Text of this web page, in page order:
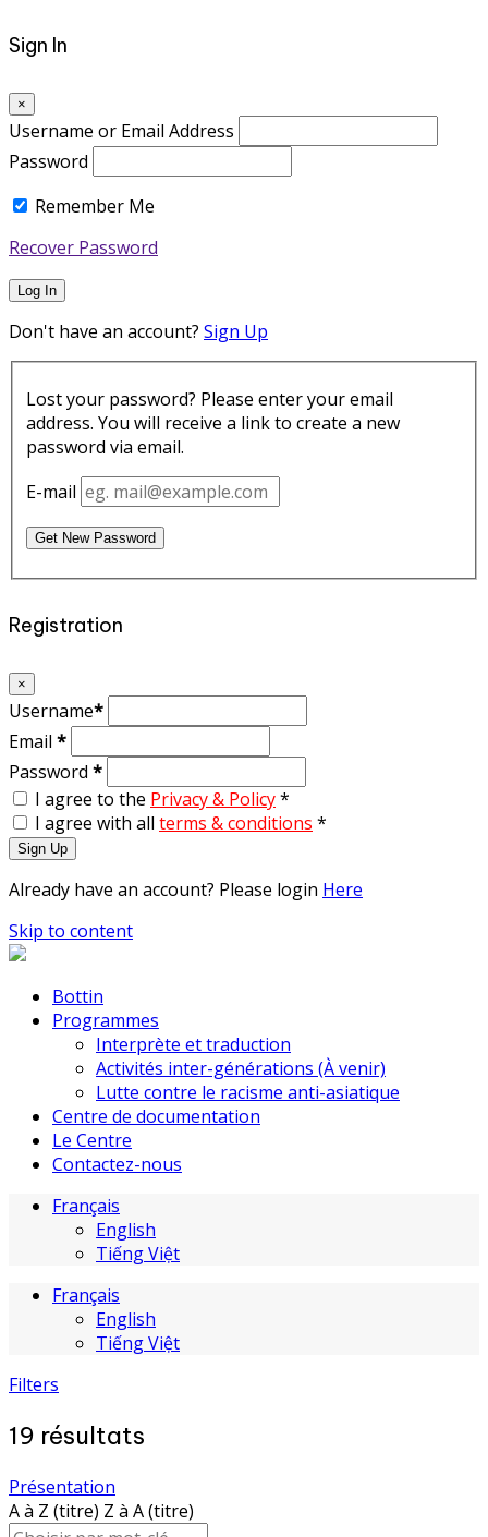
Sign In
×
Username or Email Address
Password
Remember Me
Recover Password
Log In
Don't have an account? Sign Up
Lost your password? Please enter your email
address. You will receive a link to create a new
password via email.
E-mail
Get New Password
Registration
×
Username*
Email *
Password *
I agree to the Privacy & Policy*
I agree with all terms & conditions *
Sign Up
Already have an account? Please login Here
Skip to content
Bottin
Programmes
Interprète et traduction
Activités inter-générations (À venir)
Lutte contre le racisme anti-asiatique
Centre de documentation
Le Centre
Contactez-nous
Français
English
Tiếng Việt
Français
English
Tiếng Việt
Filters
19 résultats
Présentation
A à Z (titre) Z à A (titre)